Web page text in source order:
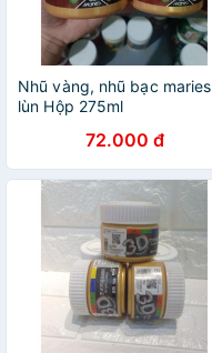
Nhũ vàng, nhũ bạc maries
lùn Hộp 275ml
72.000 đ